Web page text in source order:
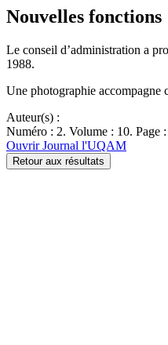
Nouvelles fonctions
Le conseil d’administration a
1988.
Une photographie accompagne
Auteur(s) :
Numéro : 2. Volume : 10. Page :
Ouvrir Journal l'UQAM
Retour aux résultats